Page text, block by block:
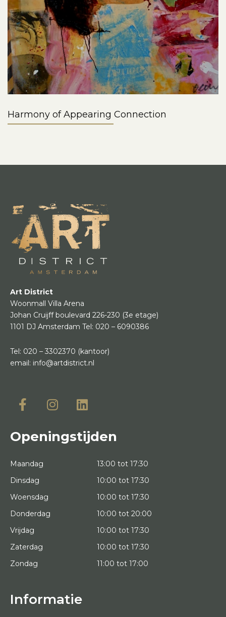
Harmony of Appearing Connection
Art District
Woonmall Villa Arena
Johan Cruijff boulevard 226-230 (3e etage)
1101 DJ Amsterdam Tel: 020 – 6090386
Tel: 020 – 3302370 (kantoor)
email: info@artdistrict.nl
Openingstijden
Maandag
13:00 tot 17:30
Dinsdag
10:00 tot 17:30
Woensdag
10:00 tot 17:30
Donderdag
10:00 tot 20:00
Vrijdag
10:00 tot 17:30
Zaterdag
10:00 tot 17:30
Zondag
11:00 tot 17:00
Informatie